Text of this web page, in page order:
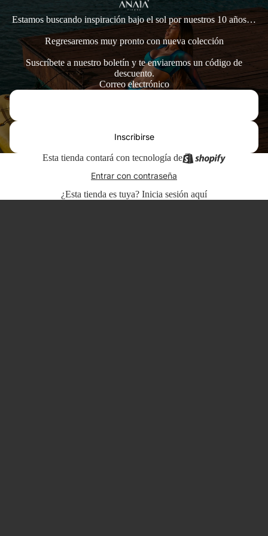
Estamos buscando inspiración bajo el sol por nuestros 10 años…
Regresaremos muy pronto con nueva colección
Suscríbete a nuestro boletín y te enviaremos un código de
descuento.
Correo electrónico
Inscribirse
Esta tienda contará con tecnología de
Entrar con contraseña
¿Esta tienda es tuya? Inicia sesión aquí